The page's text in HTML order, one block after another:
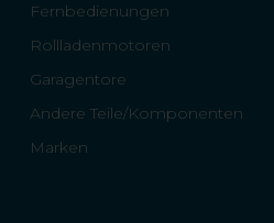
Fernbedienungen
Rollladenmotoren
Garagentore
Andere Teile/Komponenten
Marken